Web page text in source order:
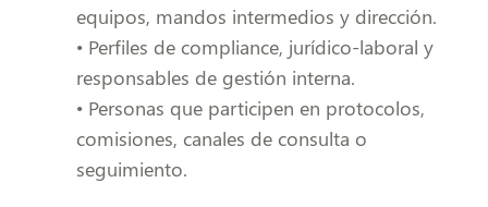
equipos, mandos intermedios y dirección.
• Perfiles de compliance, jurídico-laboral y
responsables de gestión interna.
• Personas que participen en protocolos,
comisiones, canales de consulta o
seguimiento.